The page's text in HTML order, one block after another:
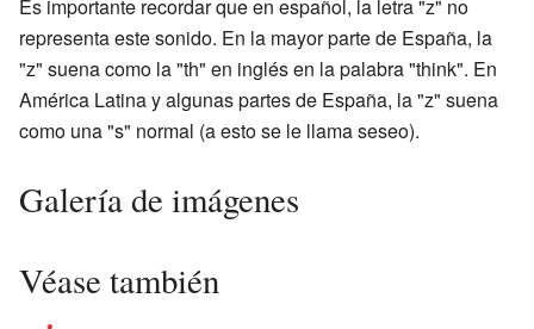
Es importante recordar que en español, la letra "z" no
representa este sonido. En la mayor parte de España, la
"z" suena como la "th" en inglés en la palabra "think". En
América Latina y algunas partes de España, la "z" suena
como una "s" normal (a esto se le llama seseo).
Galería de imágenes
Véase también